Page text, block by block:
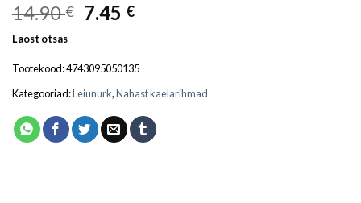
14.90€ 7.45 €
Laost otsas
Tootekood:4743095050135
Kategooriad:Leiunurk,Nahast kaelarihmad